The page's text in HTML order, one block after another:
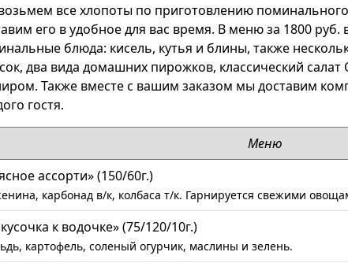
все хлопоты по приготовлению
его в удобное для вас время. В меню за 1800 руб.
блюда: кисель, кутья и блины, также
два вида домашних пирожков, классический
Также вместе с вашим заказом мы доставим
гостя.
Меню
ассорти» (150/60г.)
карбонад в/к, колбаса т/к. Гарнируется свежими
к водочке» (75/120/10г.)
картофель, соленый огурчик, маслины и зелень.